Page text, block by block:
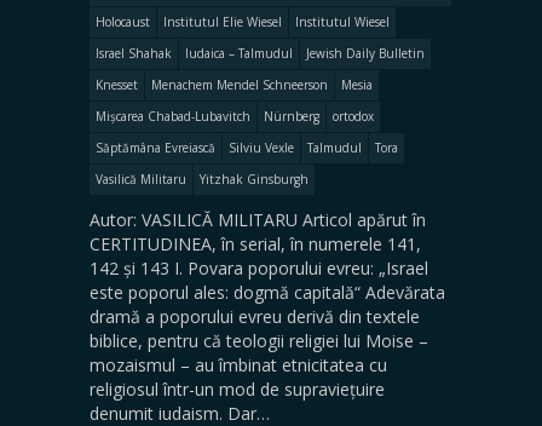
Holocaust
Institutul Elie Wiesel
Institutul Wiesel
Israel Shahak
Iudaica – Talmudul
Jewish Daily Bulletin
Knesset
Menachem Mendel Schneerson
Mesia
Mișcarea Chabad-Lubavitch
Nürnberg
ortodox
Săptămâna Evreiască
Silviu Vexle Talmudul
Tora
Vasilică Militaru
Yitzhak Ginsburgh
Autor: VASILICĂ MILITARU Articol apărut în
CERTITUDINEA, în serial, în numerele 141,
142 și 143 I. Povara poporului evreu: „Israel
este poporul ales: dogmă capitală“ Adevărata
dramă a poporului evreu derivă din textele
biblice, pentru că teologii religiei lui Moise –
mozaismul – au îmbinat etnicitatea cu
religiosul într-un mod de supraviețuire
denumit iudaism. Dar…